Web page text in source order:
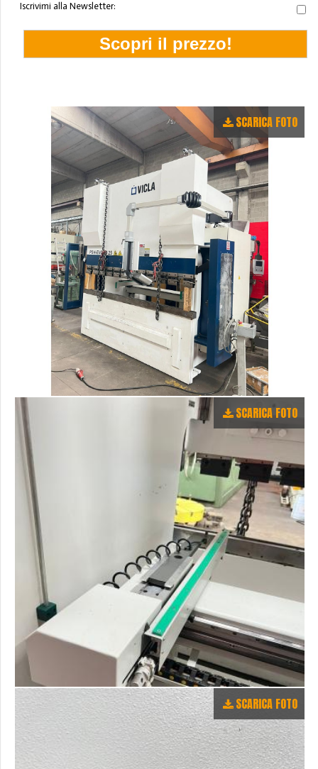
Iscrivimi alla Newsletter:
SCARICA FOTO
SCARICA FOTO
SCARICA FOTO